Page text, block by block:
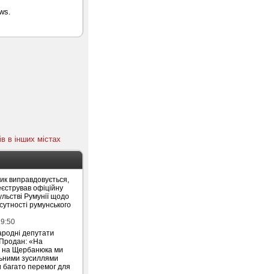
в інших містах
виправдовується,
офіційну
Румунії щодо
румунського
депутати
«На
на Щербанюка ми
зусиллями
перемог для